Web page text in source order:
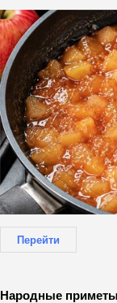
Перейти
Народные приметы